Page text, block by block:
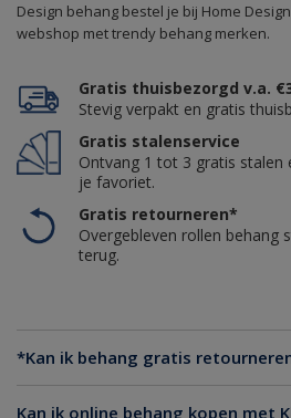
Design behang bestel je bij Home
webshop met trendy behang merken.
Gratis thuisbezorgd v.a.
Stevig verpakt en gratis
Gratis stalenservice
Ontvang 1 tot 3 gratis stalen
je favoriet.
Gratis retourneren*
Overgebleven rollen behang
terug.
*Kan ik behang gratis
Kan ik online behang kopen met